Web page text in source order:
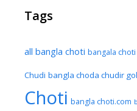
Tags
all bangla choti bangala choti
Chudi bangla choda chudir
Choti bangla choti.com